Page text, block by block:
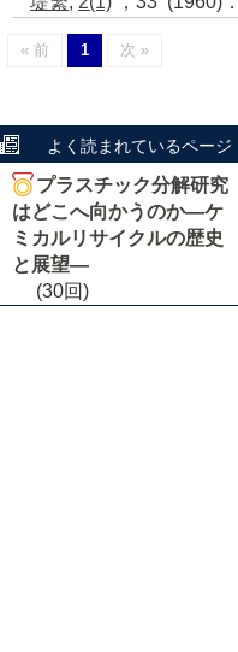
« 前 1 次 »
よく読まれているページ
プラスチック分解研究
はどこへ向かうのか―ケ
ミカルリサイクルの歴史
と展望―
(30回)